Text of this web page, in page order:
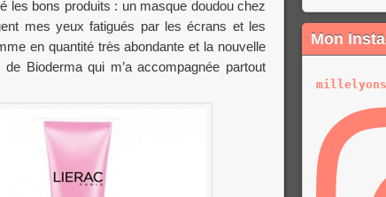
les bons produits : un masque doudou chez
mes yeux fatigués par les écrans et les
en quantité très abondante et la nouvelle
Bioderma qui m’a accompagnée partout
Mon
millelyons